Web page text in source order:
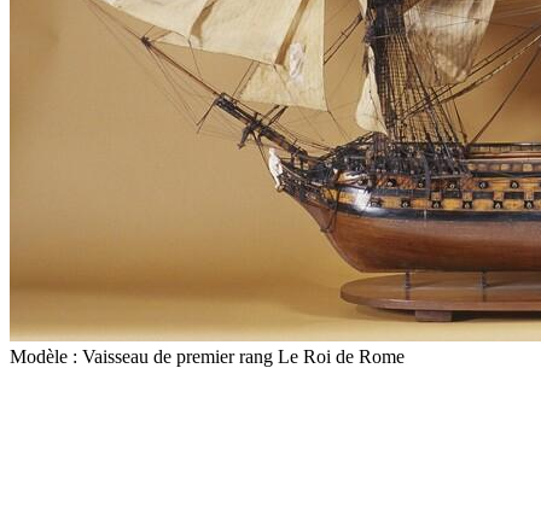
Modèle : Vaisseau de premier rang Le Roi de Rome